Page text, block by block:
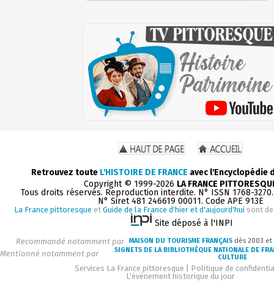
Retrouvez toute L'HISTOIRE DE FRANCE avec l'Encyclopédie
Copyright © 1999-2026 LA FRANCE
Tous droits réservés. Reproduction interdite. N° ISSN 1768-
N° Siret 481 246619 00011. Code APE 913E
La France pittoresque et Guide de la France d'hier et d'aujourd'hui sont
Site déposé à l'INPI
Recommandé notamment par MAISON DU TOURISME FRANÇAIS dès 2003 et
Mentionné notamment par
SIGNETS DE LA BIBLIOTHÈQUE NATIONALE DE
CULTURE
Services La France pittoresque
Politique de
L'événement historique du jour